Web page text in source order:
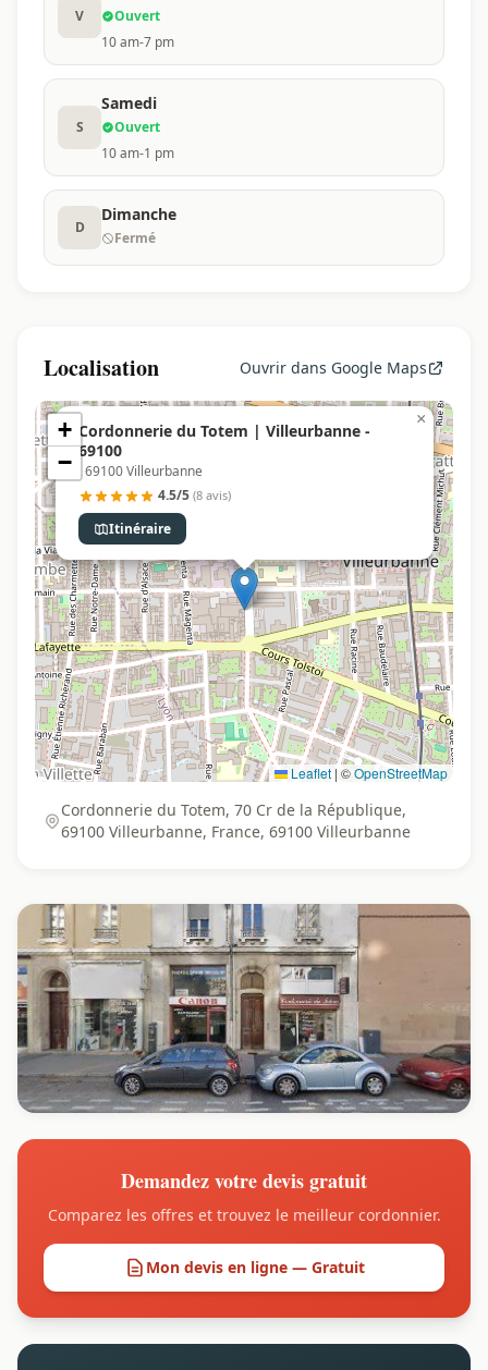
V
Ouvert
10 am-7 pm
S
Samedi
Ouvert
10 am-1 pm
D
Dimanche
Fermé
Localisation Ouvrir dans Google Maps
Cordonnerie du Totem | Villeurbanne -
69100
, 69100 Villeurbanne
4.5/5 (8 avis)
Itinéraire
×
+
−
Leaflet | ©OpenStreetMap
Cordonnerie du Totem, 70 Cr de la République,
69100 Villeurbanne, France, 69100 Villeurbanne
Demandez votre devis gratuit
Comparez les offres et trouvez le meilleur cordonnier.
Mon devis en ligne — Gratuit